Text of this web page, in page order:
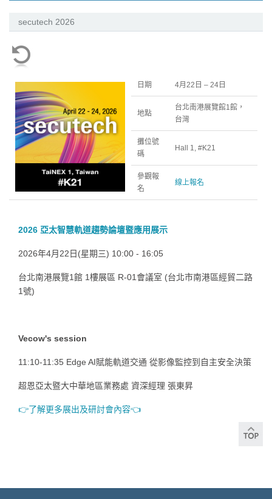
secutech 2026
日期 4月22日 – 24日
地點
台北南港展覽館1館，
台灣
攤位號
碼
Hall 1, #K21
參觀報
名
線上報名
2026 亞太智慧軌道趨勢論壇暨應用展示
2026年4月22日(星期三) 10:00 - 16:05
台北南港展覽1館 1樓展區 R-01會議室 (台北市南港區經貿二路
1號)
Vecow's session
11:10-11:35 Edge AI賦能軌道交通 從影像監控到自主安全決策
超恩亞太暨大中華地區業務處 資深經理 張東昇
👉️了解更多展出及研討會內容👈️